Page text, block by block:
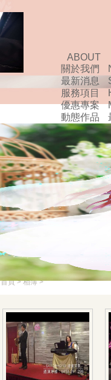
ABOUT
關於我們
最新消息
服務項目
優惠專案
動態作品
首頁> 相簿 >